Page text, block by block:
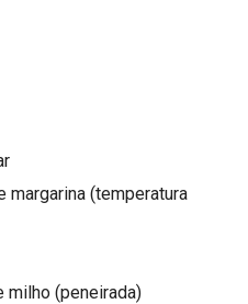
margarina (temperatura
milho (peneirada)